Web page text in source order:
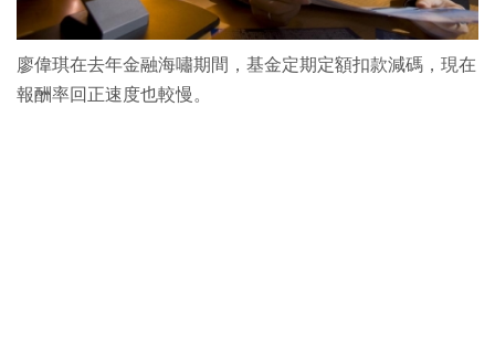
廖偉琪在去年金融海嘯期間，基金定期定額扣款減碼，現在
報酬率回正速度也較慢。